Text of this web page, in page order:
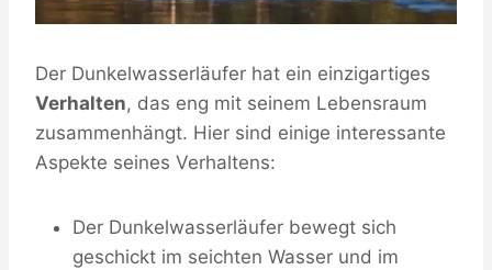
Der Dunkelwasserläufer hat ein einzigartiges
Verhalten, das eng mit seinem Lebensraum
zusammenhängt. Hier sind einige interessante
Aspekte seines Verhaltens:
Der Dunkelwasserläufer bewegt sich
geschickt im seichten Wasser und im